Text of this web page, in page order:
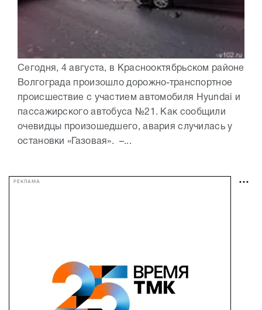
Сегодня, 4 августа, в Краснооктябрьском районе
Волгограда произошло дорожно-транспортное
происшествие с участием автомобиля Hyundai и
пассажирского автобуса №21. Как сообщили
очевидцы произошедшего, авария случилась у
остановки «Газовая». –...
РЕКЛАМА